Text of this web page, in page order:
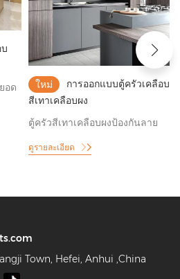
อด
ใหม่
การออกแบบตู้ครัวเคลือบ
สีเทาเคลือบผง
ตู้ครัวสีเทาเคลือบผงป้องกันลาย
ดูรายละเอียด
Town, Hefei, Anhui ,China